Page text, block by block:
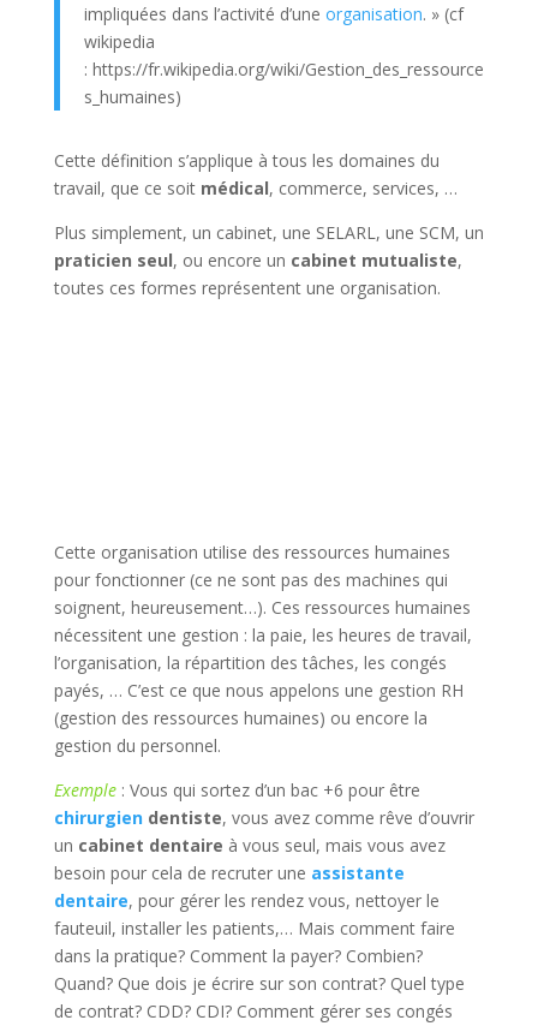
impliquées dans l’activité d’une organisation. » (cf
wikipedia
: https://fr.wikipedia.org/wiki/Gestion_des_ressource
s_humaines)
Cette définition s’applique à tous les domaines du
travail, que ce soit médical, commerce, services, …
Plus simplement, un cabinet, une SELARL, une SCM, un
praticien seul, ou encore un cabinet mutualiste,
toutes ces formes représentent une organisation.
Cette organisation utilise des ressources humaines
pour fonctionner (ce ne sont pas des machines qui
soignent, heureusement…). Ces ressources humaines
nécessitent une gestion : la paie, les heures de travail,
l’organisation, la répartition des tâches, les congés
payés, … C’est ce que nous appelons une gestion RH
(gestion des ressources humaines) ou encore la
gestion du personnel.
Exemple: Vous qui sortez d’un bac +6 pour être
chirurgiendentiste, vous avez comme rêve d’ouvrir
un cabinet dentaire à vous seul, mais vous avez
besoin pour cela de recruter une assistante
dentaire, pour gérer les rendez vous, nettoyer le
fauteuil, installer les patients,… Mais comment faire
dans la pratique? Comment la payer? Combien?
Quand? Que dois je écrire sur son contrat? Quel type
de contrat? CDD? CDI? Comment gérer ses congés